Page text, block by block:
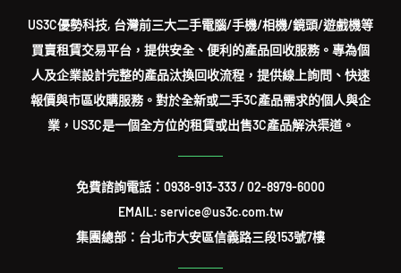
US3C優勢科技, 台灣前三大二手電腦/手機/相機/鏡頭/遊戲機等
買賣租賃交易平台，提供安全、便利的產品回收服務。專為個
人及企業設計完整的產品汰換回收流程，提供線上詢問、快速
報價與市區收購服務。對於全新或二手3C產品需求的個人與企
業，US3C是一個全方位的租賃或出售3C產品解決渠道。
免費諮詢電話： 0938-913-333/02-8979-6000
EMAIL: service@us3c.com.tw
集團總部：台北市大安區信義路三段153號7樓